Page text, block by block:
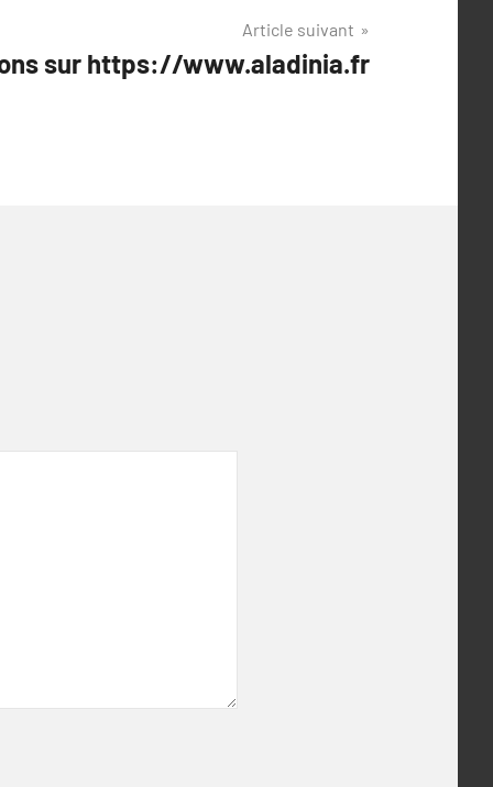
Article suivant
sur https://www.aladinia.fr